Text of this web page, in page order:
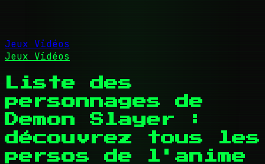
Jeux Vidéos
Jeux Vidéos
Liste des
personnages de
Demon Slayer :
découvrez tous les
persos de l'anime